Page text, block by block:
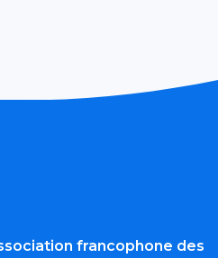
francophone des